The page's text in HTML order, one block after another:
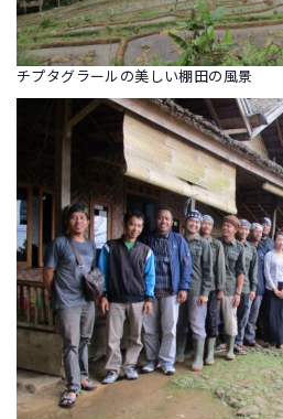
チプタグラールの美しい棚田の風景